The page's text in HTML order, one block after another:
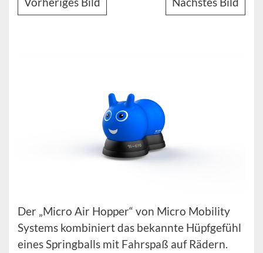
Der „Micro Air Hopper“ von Micro Mobility
Systems kombiniert das bekannte Hüpfgefühl
eines Springballs mit Fahrspaß auf Rädern.